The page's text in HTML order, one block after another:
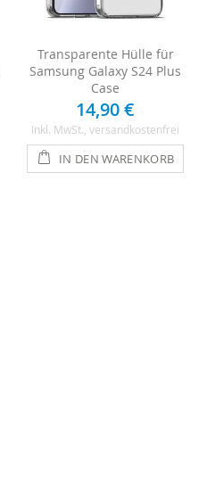
Transparente Hülle für
Samsung Galaxy S24 Plus
Case
14,90 €
Inkl. MwSt., versandkostenfrei
IN DEN WARENKORB